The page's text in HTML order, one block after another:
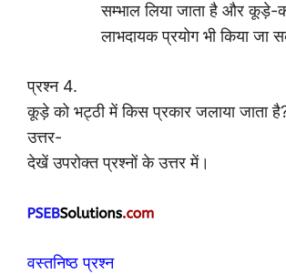
सम्भाल लिया जाता है और कूड़े-
लाभदायक प्रयोग भी किया जा
प्रश्न 4.
कूड़े को भट्ठी में किस प्रकार जलाया जाता
उत्तर-
देखें उपरोक्त प्रश्नों के उत्तर में।
वस्तनिष्ठ प्रश्न